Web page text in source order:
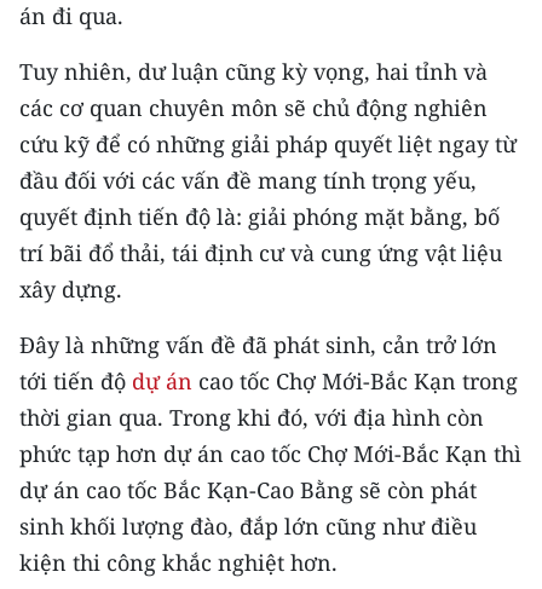
án đi qua.
Tuy nhiên, dư luận cũng kỳ vọng, hai tỉnh và
các cơ quan chuyên môn sẽ chủ động nghiên
cứu kỹ để có những giải pháp quyết liệt ngay từ
đầu đối với các vấn đề mang tính trọng yếu,
quyết định tiến độ là: giải phóng mặt bằng, bố
trí bãi đổ thải, tái định cư và cung ứng vật liệu
xây dựng.
Đây là những vấn đề đã phát sinh, cản trở lớn
tới tiến độ dự án cao tốc Chợ Mới-Bắc Kạn trong
thời gian qua. Trong khi đó, với địa hình còn
phức tạp hơn dự án cao tốc Chợ Mới-Bắc Kạn thì
dự án cao tốc Bắc Kạn-Cao Bằng sẽ còn phát
sinh khối lượng đào, đắp lớn cũng như điều
kiện thi công khắc nghiệt hơn.